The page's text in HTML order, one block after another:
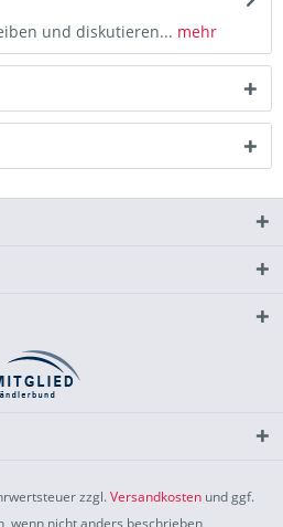
und diskutieren... mehr
zzgl.Versandkosten und ggf.